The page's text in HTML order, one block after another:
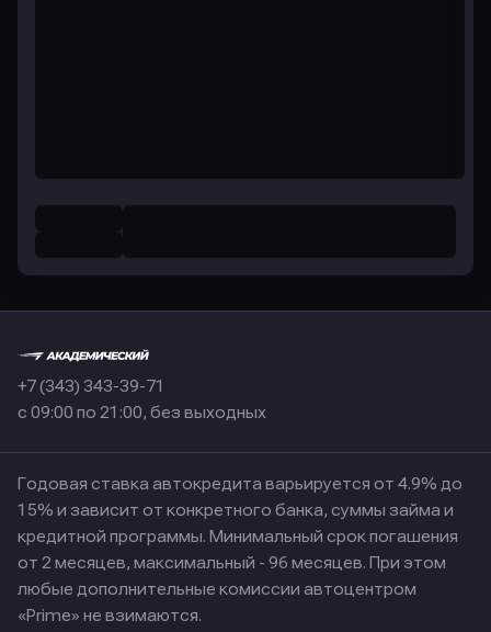
+7 (343) 343-39-71
с 09:00 по 21:00, без выходных
Годовая ставка автокредита варьируется от 4.9% до
15% и зависит от конкретного банка, суммы займа и
кредитной программы. Минимальный срок погашения
от 2 месяцев, максимальный - 96 месяцев. При этом
любые дополнительные комиссии автоцентром
«Prime» не взимаются.